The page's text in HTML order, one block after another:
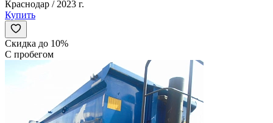
Краснодар / 2023 г.
Купить
Скидка до 10%
С пробегом